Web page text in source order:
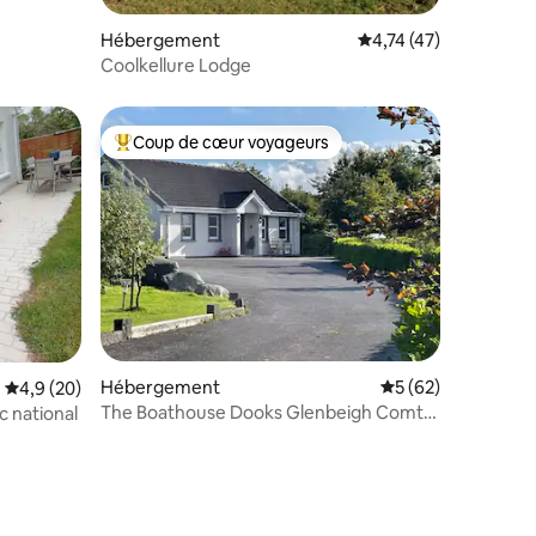
: 5 sur 5
Hébergement Évaluation moyenne
4,74 (47)
Coolkellure Lodge
: 4,81 sur 5
Évaluation moyenne sur la base de 20 commentaires : 4,9 sur 5
4,9 (20)
national
Coups de cœur voyageurs les plus appréciés
Coup de cœur voyageurs
Hébergement Évaluation
5 (62)
The Boathouse Dooks Glenbeigh Comté